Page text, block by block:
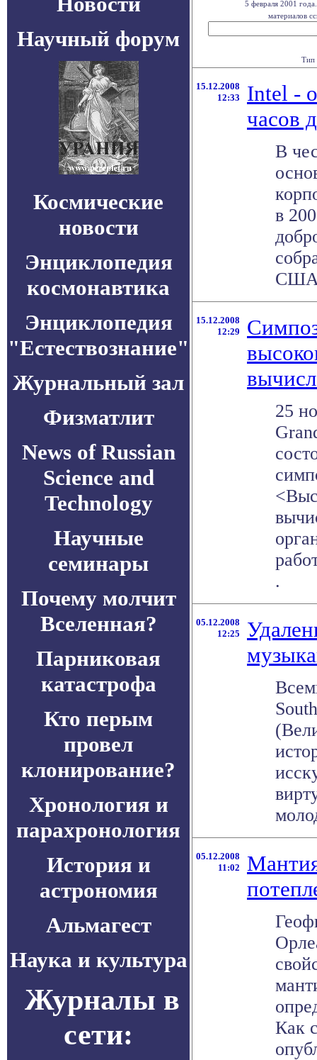
Научный форум
Космические
новости
Энциклопедия
космонавтика
Энциклопедия
"Естествознание"
Журнальный зал
Физматлит
News of Russian
Science and
Technology
Научные
семинары
Почему молчит
Вселенная?
Парниковая
катастрофа
Кто перым
провел
клонирование?
Хронология и
парахронология
История и
астрономия
Альмагест
Наука и культура
Журналы в
сети:
5 февраля 2001
материалов
Тип
15.12.2008
12:33
Intel -
часов
В
в
США
15.12.2008
12:29
25
.
05.12.2008
12:25
05.12.2008
11:02
Как